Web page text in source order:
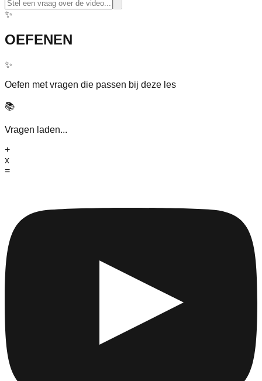
✨
OEFENEN
✨
Oefen met vragen die passen bij deze les
📚
Vragen laden...
+
x
=